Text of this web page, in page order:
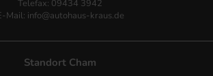
Telefax: 09434 3942
Mail: info@autohaus-kraus.de
Standort Cham